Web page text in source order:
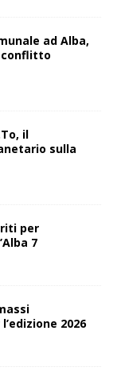
ad Alba,
conflitto
il
sulla
per
7
2026